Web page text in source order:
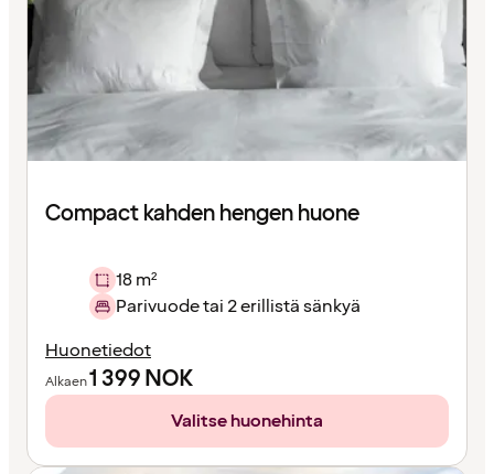
Compact kahden hengen huone
18 m²
Parivuode tai 2 erillistä sänkyä
Huonetiedot
Alkaen1 399NOK
Valitse huonehinta